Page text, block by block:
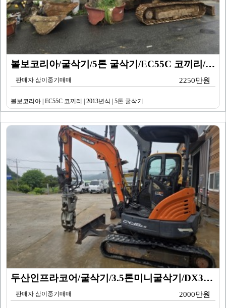
볼보코리아/굴삭기/5톤 굴삭기/EC55C 코끼리/201…
판매자 삼이중기매매 2250만원
볼보코리아 | EC55C 코끼리 | 2013년식 | 5톤 굴삭기
두산인프라코어/굴삭기/3.5톤미니굴삭기/DX35Z 회전…
판매자 삼이중기매매 2000만원